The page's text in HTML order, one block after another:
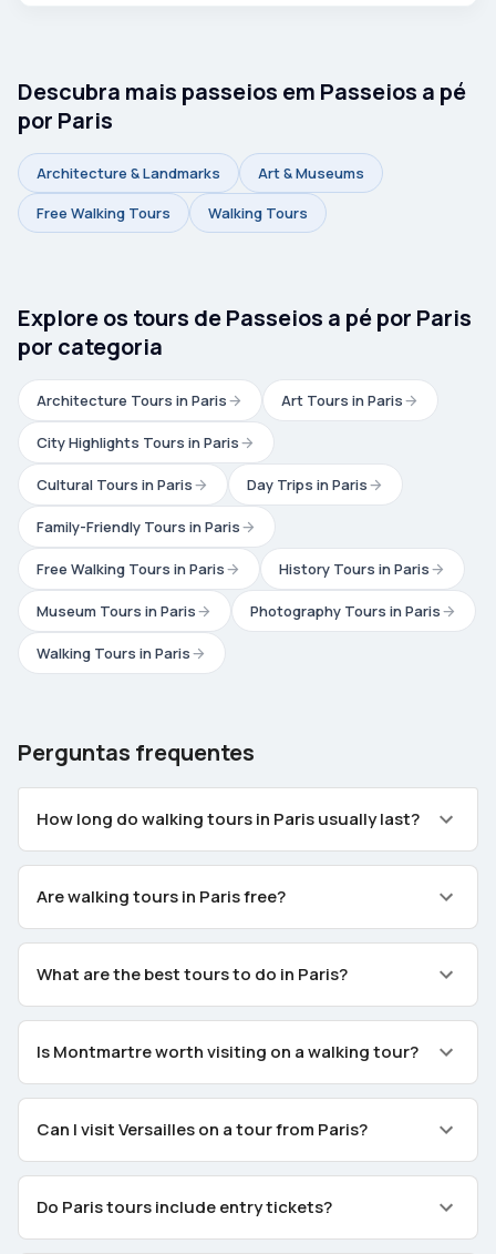
Descubra mais passeios em Passeios a pé
por Paris
Architecture & Landmarks
Art & Museums
Free Walking Tours
Walking Tours
Explore os tours de Passeios a pé por Paris
por categoria
Architecture Tours in Paris Art Tours in Paris
City Highlights Tours in Paris
Cultural Tours in Paris Day Trips in Paris
Family-Friendly Tours in Paris
Free Walking Tours in Paris History Tours in Paris
Museum Tours in Paris Photography Tours in Paris
Walking Tours in Paris
Perguntas frequentes
How long do walking tours in Paris usually last?
Are walking tours in Paris free?
What are the best tours to do in Paris?
Is Montmartre worth visiting on a walking tour?
Can I visit Versailles on a tour from Paris?
Do Paris tours include entry tickets?